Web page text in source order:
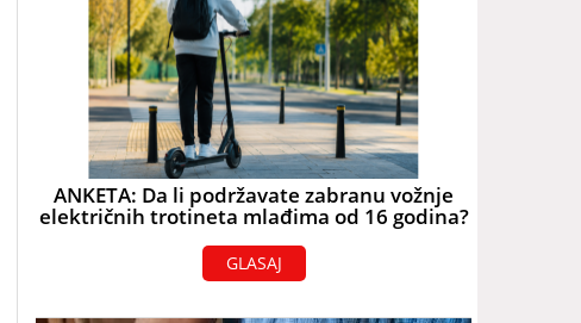
ANKETA: Da li podržavate zabranu vožnje
električnih trotineta mlađima od 16 godina?
GLASAJ